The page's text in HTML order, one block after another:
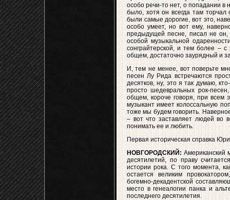
особо речи-то нет, о попадании в
было, хотя он всегда там
были самые дорогие, вот это,
особо умеет, но вот ему,
предыдущей песне, писал не он,
особой музыкальной
сонграйтерской, и тем более – с
общем, достаточно заурядный и
И, тем не менее, вот поверьте
песен Лу Рида встречаются
десятков, ну, это я так думаю,
просто шедевральных рок-
общем, короче говоря, при всем
музыкант имеет колоссальную
тоже мы будем говорить.
– вот что заставляет людей во
понимать ее и любить.
Первая историческая справка
НОВГОРОДСКИЙ:Американский
десятилетий, по праву
истории рока. С того момента,
остается великим
богемно-декадентской
место в генеалогии панка и
последнего десятилетия.